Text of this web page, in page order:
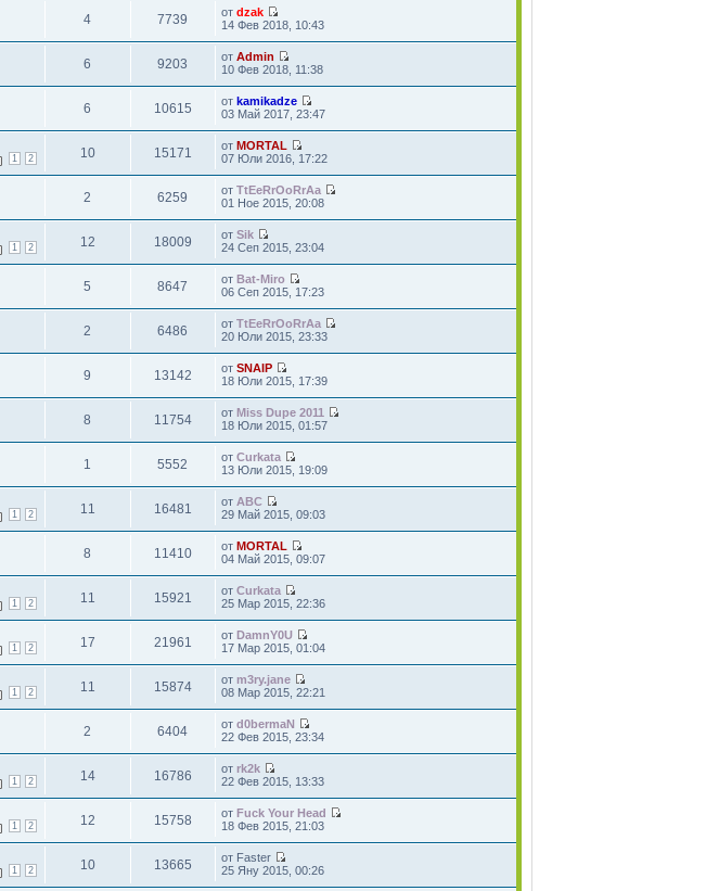
4 7739 отdzak
14 Фев 2018, 10:43
6 9203 отAdmin
10 Фев 2018, 11:38
6 10615 отkamikadze
03 Май 2017, 23:47
1 2 10 15171 отMORTAL
07 Юли 2016, 17:22
2 6259 отTtEeRrOoRrAa
01 Ное 2015, 20:08
1 2 12 18009 отSik
24 Сеп 2015, 23:04
5 8647 отBat-Miro
06 Сеп 2015, 17:23
2 6486 отTtEeRrOoRrAa
20 Юли 2015, 23:33
9 13142 отSNAIP
18 Юли 2015, 17:39
8 11754 отMiss Dupe 2011
18 Юли 2015, 01:57
1 5552 отCurkata
13 Юли 2015, 19:09
1 2 11 16481 от ABC
29 Май 2015, 09:03
8 11410 отMORTAL
04 Май 2015, 09:07
1 2 11 15921 отCurkata
25 Мар 2015, 22:36
1 2 17 21961 отDamnY0U
17 Мар 2015, 01:04
1 2 11 15874 отm3ry.jane
08 Мар 2015, 22:21
2 6404 отd0bermaN
22 Фев 2015, 23:34
1 2 14 16786 отrk2k
22 Фев 2015, 13:33
1 2 12 15758 отFuck Your Head
18 Фев 2015, 21:03
1 2 10 13665
от Faster
25 Яну 2015, 00:26